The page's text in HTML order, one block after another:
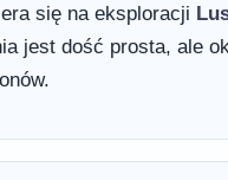
się na eksploracji
jest dość prosta, ale